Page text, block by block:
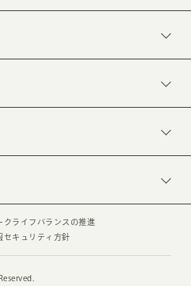
クライフバランスの推進
セキュリティ方針